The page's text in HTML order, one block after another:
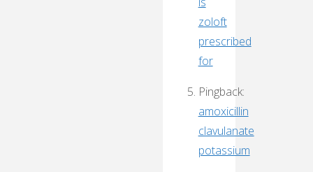
zoloft
prescribed
for
Pingback:
amoxicillin
clavulanate
potassium